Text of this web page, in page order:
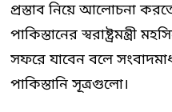
প্রস্তাব নিয়ে আলোচনা
পাকিস্তানের স্বরাষ্ট্রমন্ত্রী
সফরে যাবেন বলে
পাকিস্তানি সূত্রগুলো।